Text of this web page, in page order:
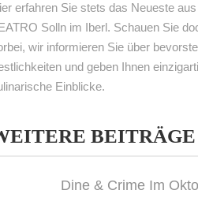
erfahren Sie stets das Neueste
Solln im Iberl. Schauen Sie
wir informieren Sie über
und geben Ihnen
Einblicke.
BEITRÄGE
Dine & Crime Im